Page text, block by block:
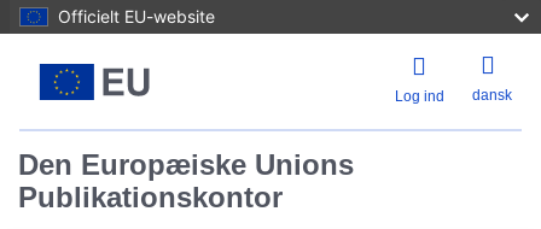
Officielt EU-website
Log ind dansk
Den Europæiske Unions
Publikationskontor